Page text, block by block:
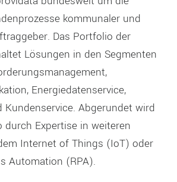
kommunaler und
Das Portfolio der
Lösungen in den Segmenten
Energiedatenservice,
Kundenservice. Abgerundet wird
durch Expertise in weiteren
Internet of Things (IoT) oder
Automation (RPA).